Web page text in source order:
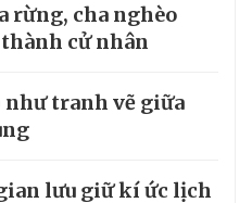
rừng, cha nghèo
cử nhân
như tranh vẽ giữa
lưu giữ kí ức lịch